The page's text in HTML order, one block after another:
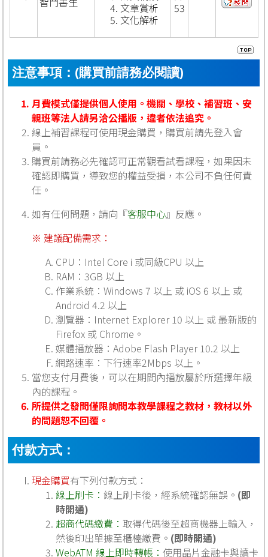
文章賞析
文化解析
53
注意事項：(購買前請務必閱讀)
月費模式僅提供個人使用。機關、學校、補習班、安
親班等法人請另洽公播版，違者依法追究。
線上補習課程可使用現金購買，購買前請先登入會
員。
購買前請務必先確認可正常觀看試看課程，如果因未
確認即購買，導致您的權益受損，本公司不負任何責
任。
如有任何問題，請向『客服中心』反應。
※ 建議配備需求：
CPU：Intel Core i 或同級CPU 以上
RAM：3GB 以上
作業系統：Windows 7 以上 或 iOS 6 以上 或
Android 4.2 以上
瀏覽器：Internet Explorer 10 以上 或 最新版的
Firefox 或 Chrome。
媒體播放器：Adobe Flash Player 10.2 以上
網路速率：下行速率2Mbps 以上。
當您支付月費後，可以在期間內播放屬於所選擇年級
內的課程。
所提供之發問僅限詢問本教學課程之教材，教材以外
的問題恕不回覆。
付款方式：
現金購買有下列付款方式：
線上刷卡：線上刷卡後，經系統確認無誤。 (即
時開通)
超商代碼繳費：取得代碼後至超商機器上輸入，
然後印出單據至櫃檯繳費。 (即時開通)
WebATM 線上即時轉帳：使用晶片金融卡與讀卡